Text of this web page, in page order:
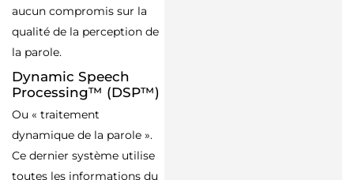
aucun compromis sur la
qualité de la perception de
la parole.
Dynamic Speech
Processing™ (DSP™)
Ou « traitement
dynamique de la parole ».
Ce dernier système utilise
toutes les informations du